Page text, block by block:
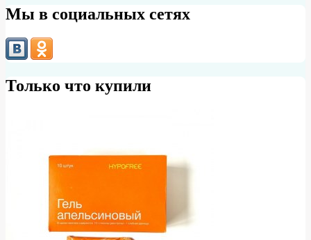
Мы в социальных сетях
Только что купили